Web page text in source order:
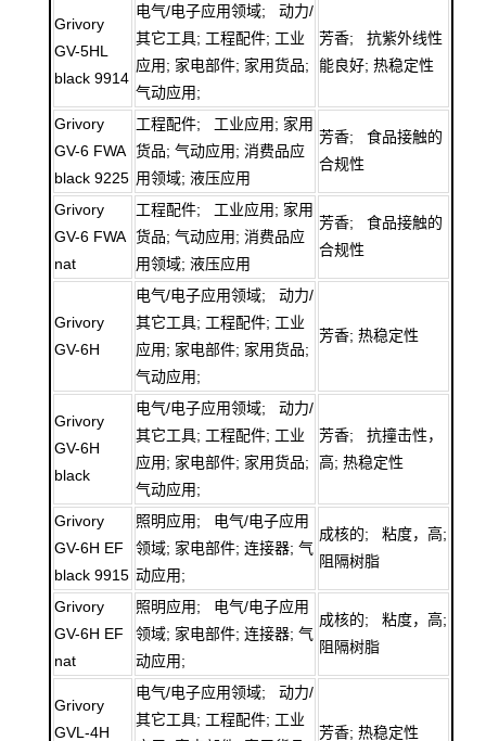
Grivory
GV-5HL
black 9914
电气/电子应用领域; 动力/
其它工具; 工程配件; 工业
应用; 家电部件; 家用货品;
气动应用;
芳香; 抗紫外线性
能良好; 热稳定性
Grivory
GV-6 FWA
black 9225
工程配件; 工业应用; 家用
货品; 气动应用; 消费品应
用领域; 液压应用
芳香; 食品接触的
合规性
Grivory
GV-6 FWA
nat
工程配件; 工业应用; 家用
货品; 气动应用; 消费品应
用领域; 液压应用
芳香; 食品接触的
合规性
Grivory
GV-6H
电气/电子应用领域; 动力/
其它工具; 工程配件; 工业
应用; 家电部件; 家用货品;
气动应用;
芳香; 热稳定性
Grivory
GV-6H
black
电气/电子应用领域; 动力/
其它工具; 工程配件; 工业
应用; 家电部件; 家用货品;
气动应用;
芳香; 抗撞击性，
高; 热稳定性
Grivory
GV-6H EF
black 9915
照明应用; 电气/电子应用
领域; 家电部件; 连接器; 气
动应用;
成核的; 粘度，高;
阻隔树脂
Grivory
GV-6H EF
nat
照明应用; 电气/电子应用
领域; 家电部件; 连接器; 气
动应用;
成核的; 粘度，高;
阻隔树脂
Grivory
GVL-4H
电气/电子应用领域; 动力/
其它工具; 工程配件; 工业
芳香; 热稳定性